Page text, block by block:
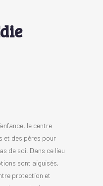
le centre
et des pères pour
de soi. Dans ce lieu
sont aiguisés,
protection et